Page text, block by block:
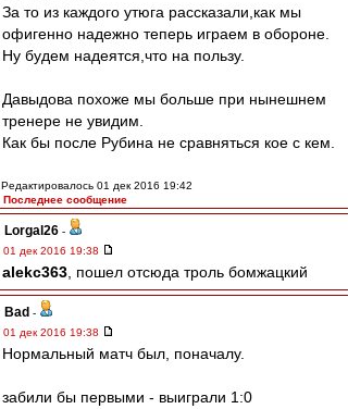
За то из каждого утюга рассказали,как мы
офигенно надежно теперь играем в обороне.
Ну будем надеятся,что на пользу.
Давыдова похоже мы больше при нынешнем
тренере не увидим.
Как бы после Рубина не сравняться кое с кем.
Редактировалось 01 дек 2016 19:42
Последнее сообщение
Lorgal26 -
01 дек 2016 19:38
alekc363 , пошел отсюда троль бомжацкий
Bad -
01 дек 2016 19:38
Нормальный матч был, поначалу.
забили бы первыми - выиграли 1:0